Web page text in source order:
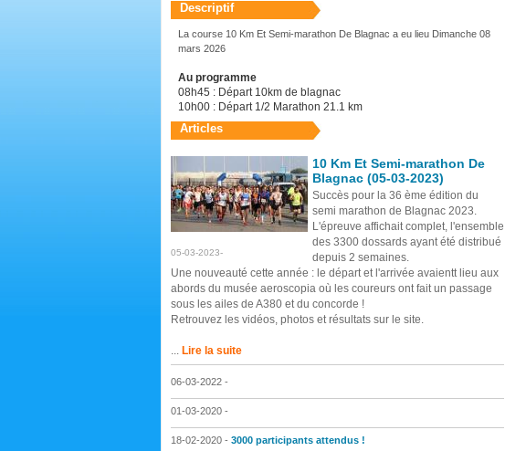
Descriptif
La course 10 Km Et Semi-marathon De Blagnac a eu lieu Dimanche 08
mars 2026
Au programme
08h45 : Départ 10km de blagnac
10h00 : Départ 1/2 Marathon 21.1 km
Articles
05-03-2023-
10 Km Et Semi-marathon De
Blagnac (05-03-2023)
Succès pour la 36 ème édition du
semi marathon de Blagnac 2023.
L'épreuve affichait complet, l'ensemble
des 3300 dossards ayant été distribué
depuis 2 semaines.
Une nouveauté cette année : le départ et l'arrivée avaientt lieu aux
abords du musée aeroscopia où les coureurs ont fait un passage
sous les ailes de A380 et du concorde !
Retrouvez les vidéos, photos et résultats sur le site.
... Lire la suite
06-03-2022 -
01-03-2020 -
18-02-2020 - 3000 participants attendus !